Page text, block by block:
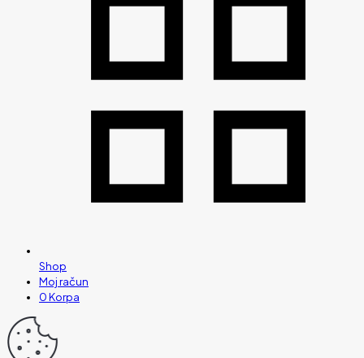
Shop
Moj račun
0Korpa